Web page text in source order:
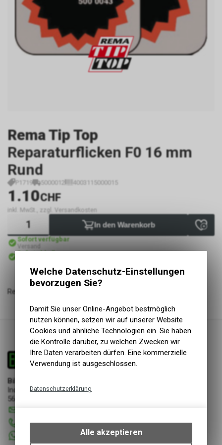
Rema Tip Top
Reparaturflicken F0 16 mm
Rund
P1719 5000012 4003115000015
1.10CHF
inkl. MwSt., zzgl. Versandkosten
In den Warenkorb
Sofort verfügbar
Versand
Sofort abholbar
Rema Tip Top Reparaturflicken F0 16 mm Rund
Bike & Dive GmbH
Industriestrasse 17
5644 Auw
056 670 22 22
Welche Datenschutz-Einstellungen
bevorzugen Sie?
Damit Sie unser Online-Angebot bestmöglich
nutzen können, setzen wir auf unserer Website
Cookies und ähnliche Technologien ein. Sie haben
die Kontrolle darüber, zu welchen Zwecken wir
Ihre Daten verarbeiten dürfen. Eine kommerzielle
Verwendung ist ausgeschlossen.
Datenschutzerklärung
bestimmte Interaktionen und
Einstellungen auf Ihrem Gerät,
Alle akzeptieren